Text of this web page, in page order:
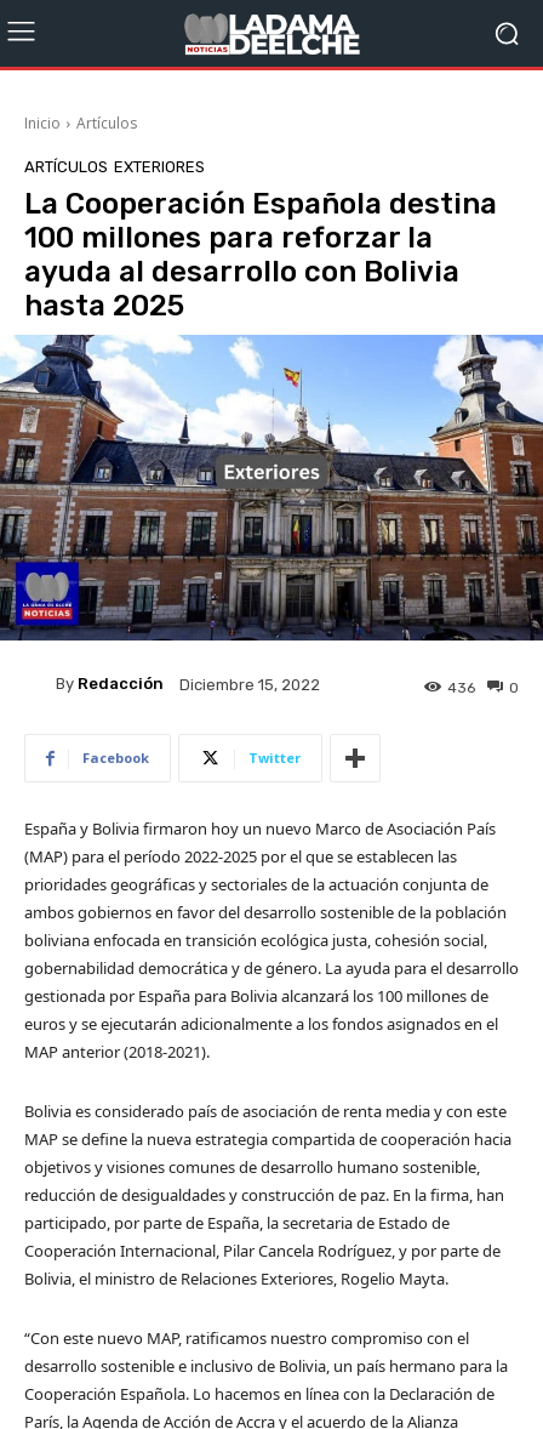
Inicio Artículos
ARTÍCULOS EXTERIORES
La Cooperación Española destina
100 millones para reforzar la
ayuda al desarrollo con Bolivia
hasta 2025
By Redacción Diciembre 15, 2022 0
436
Facebook Twitter
​España y Bolivia firmaron hoy un nuevo Marco de Asociación País
(MAP) para el período 2022-2025 por el que se establecen las
prioridades geográficas y sectoriales de la actuación conjunta de
ambos gobiernos en favor del desarrollo sostenible de la población
boliviana enfocada en transición ecológica justa, cohesión social,
gobernabilidad democrática y de género. La ayuda para el desarrollo
gestionada por España para Bolivia alcanzará los 100 millones de
euros y se ejecutarán adicionalmente a los fondos asignados en el
MAP anterior (2018-2021).
Bolivia es considerado país de asociación de renta media y con este
MAP se define la nueva estrategia compartida de cooperación hacia
objetivos y visiones comunes de desarrollo humano sostenible,
reducción de desigualdades y construcción de paz. En la firma, han
participado, por parte de España, la secretaria de Estado de
Cooperación Internacional, Pilar Cancela Rodríguez, y por parte de
Bolivia, el ministro de Relaciones Exteriores, Rogelio Mayta.
“Con este nuevo MAP, ratificamos nuestro compromiso con el
desarrollo sostenible e inclusivo de Bolivia, un país hermano para la
Cooperación Española. Lo hacemos en línea con la Declaración de
París, la Agenda de Acción de Accra y el acuerdo de la Alianza